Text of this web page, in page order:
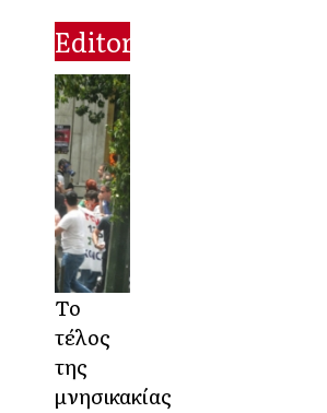
Editorial
Το
τέλος
της
μνησικακίας